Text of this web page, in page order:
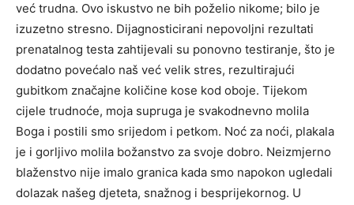
već trudna. Ovo iskustvo ne bih poželio nikome; bilo je
izuzetno stresno. Dijagnosticirani nepovoljni rezultati
prenatalnog testa zahtijevali su ponovno testiranje, što je
dodatno povećalo naš već velik stres, rezultirajući
gubitkom značajne količine kose kod oboje. Tijekom
cijele trudnoće, moja supruga je svakodnevno molila
Boga i postili smo srijedom i petkom. Noć za noći, plakala
je i gorljivo molila božanstvo za svoje dobro. Neizmjerno
blaženstvo nije imalo granica kada smo napokon ugledali
dolazak našeg djeteta, snažnog i besprijekornog. U